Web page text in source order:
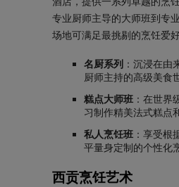
专业厨师主导的大师班到专
场地可满足最挑剔的烹饪爱好
名厨系列 ：沉浸在由
厨师主持的高级美食
糕点大师班 ：在世界
习制作精美法式糕点
私人烹饪班 ：享受根
平量身定制的个性化
西贡烹饪艺术